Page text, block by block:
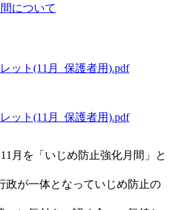
について
ット(11月_保護者用).pdf
ット(11月_保護者用).pdf
月を「いじめ防止強化月間」と
政が一体となっていじめ防止の